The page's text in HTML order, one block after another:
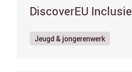
DiscoverEU Inclusie
Jeugd & jongerenwerk